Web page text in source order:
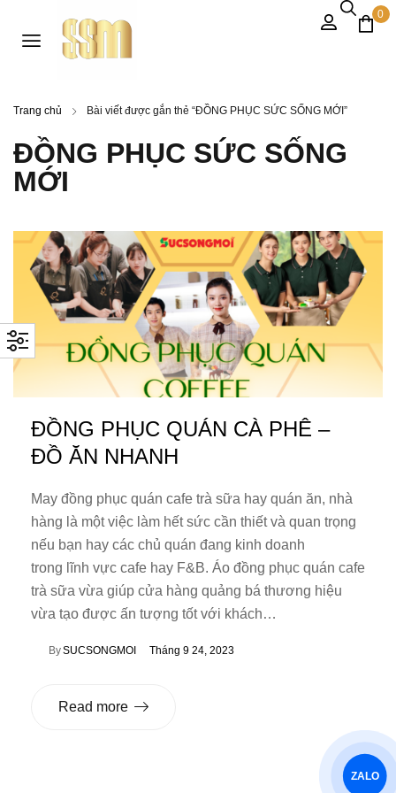
0
Trang chủ Bài viết được gắn thẻ “ĐỒNG PHỤC SỨC SỐNG MỚI”
ĐỒNG PHỤC SỨC SỐNG
MỚI
ĐỒNG PHỤC QUÁN CÀ PHÊ –
ĐỒ ĂN NHANH
May đồng phục quán cafe trà sữa hay quán ăn, nhà
hàng là một việc làm hết sức cần thiết và quan trọng
nếu bạn hay các chủ quán đang kinh doanh
trong lĩnh vực cafe hay F&B. Áo đồng phục quán cafe
trà sữa vừa giúp cửa hàng quảng bá thương hiệu
vừa tạo được ấn tượng tốt với khách…
BySUCSONGMOI Tháng 9 24, 2023
Read more
ZALO